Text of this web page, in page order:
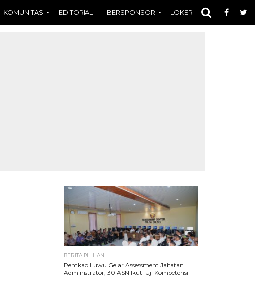
KOMUNITAS EDITORIAL BERSPONSOR LOKER OPINI
BERITA PILIHAN
Pemkab Luwu Gelar Assessment Jabatan
Administrator, 30 ASN Ikuti Uji Kompetensi